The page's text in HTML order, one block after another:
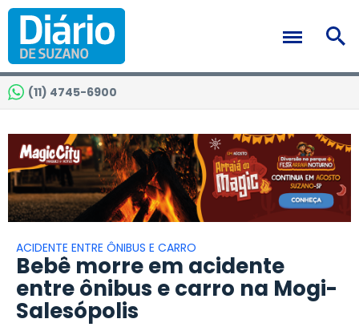
(11) 4745-6900
ACIDENTE ENTRE ÔNIBUS E CARRO
Bebê morre em acidente
entre ônibus e carro na Mogi-
Salesópolis